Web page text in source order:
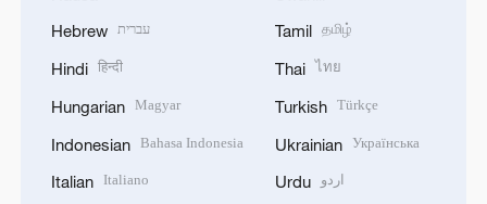
Hebrew עברית
Hindi हिन्दी
Hungarian Magyar
Indonesian Bahasa Indonesia
Italian Italiano
Tamil தமிழ்
Thai ไทย
Turkish Türkçe
Ukrainian Українська
Urdu اردو